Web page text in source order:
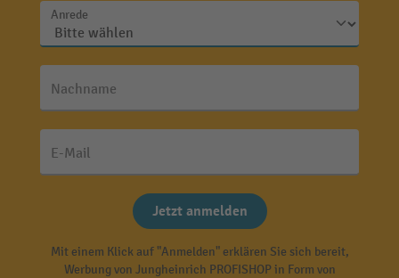
Anrede
Nachname
E-Mail
Jetzt anmelden
Mit einem Klick auf "Anmelden" erklären Sie sich bereit,
Werbung von Jungheinrich PROFISHOP in Form von